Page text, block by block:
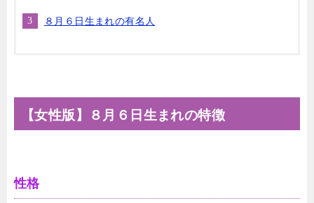
８月６日生まれの有名人
【女性版】８月６日生まれの特徴
性格